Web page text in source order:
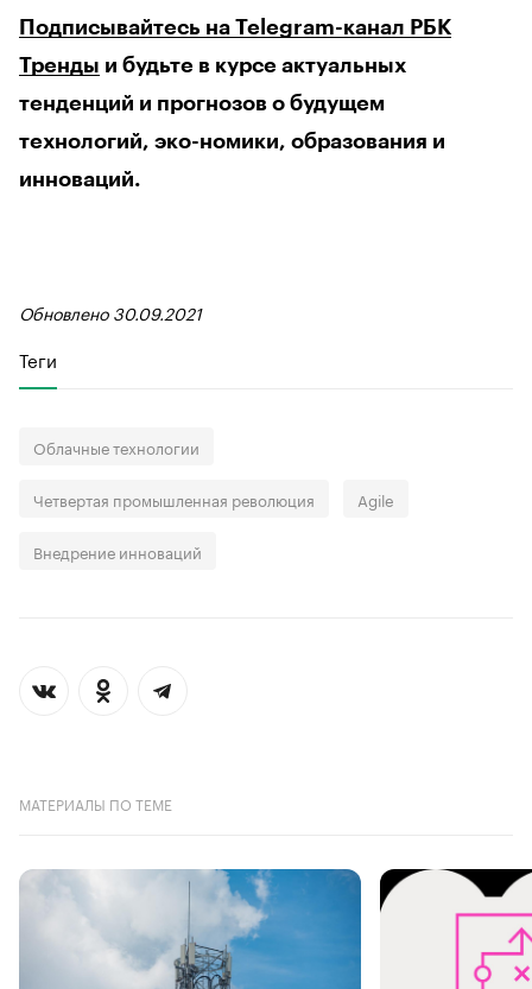
Подписывайтесь на Telegram-канал РБК
Тренды и будьте в курсе актуальных
тенденций и прогнозов о будущем
технологий, эко-номики, образования и
инноваций.
Обновлено 30.09.2021
Теги
Облачные технологии
Четвертая промышленная революция Agile
Внедрение инноваций
МАТЕРИАЛЫ ПО ТЕМЕ